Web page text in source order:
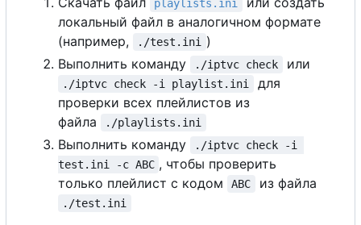
playlists.ini
локальный файл в аналогичном формате
(например,
./test.ini
)
Выполнить команду
./iptvc check или
./iptvc check -i playlist.ini
для
проверки всех плейлистов из
файла
./playlists.ini
Выполнить команду
./iptvc check -i
test.ini -c ABC , чтобы проверить
только плейлист с кодом
ABC из файла
./test.ini